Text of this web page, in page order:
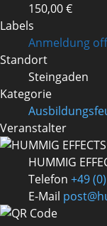
150,00 €
Labels
Anmeldung
Standort
Steingaden
Kategorie
Veranstalter
HUMMIG
Telefon +49
E-Mail